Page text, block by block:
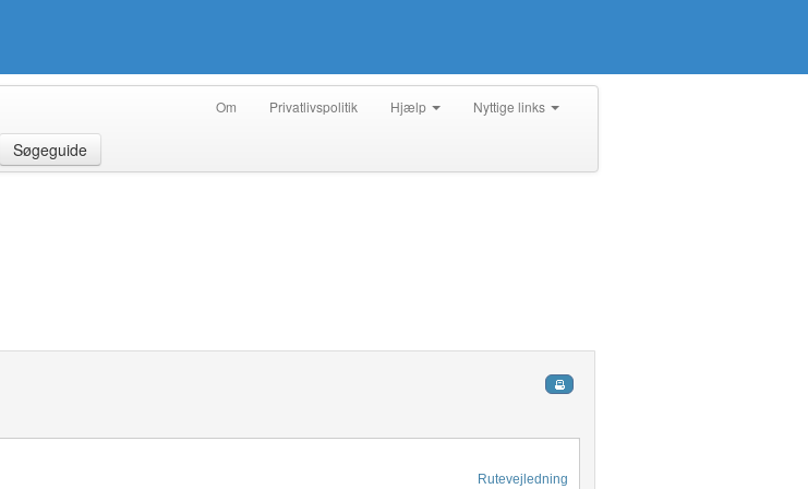
Om Privatlivspolitik Hjælp Nyttige links
Søgeguide
Rutevejledning